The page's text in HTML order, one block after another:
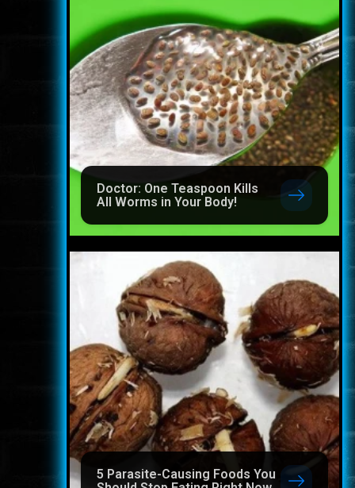
Doctor: One Teaspoon Kills
All Worms in Your Body!
5 Parasite-Causing Foods You